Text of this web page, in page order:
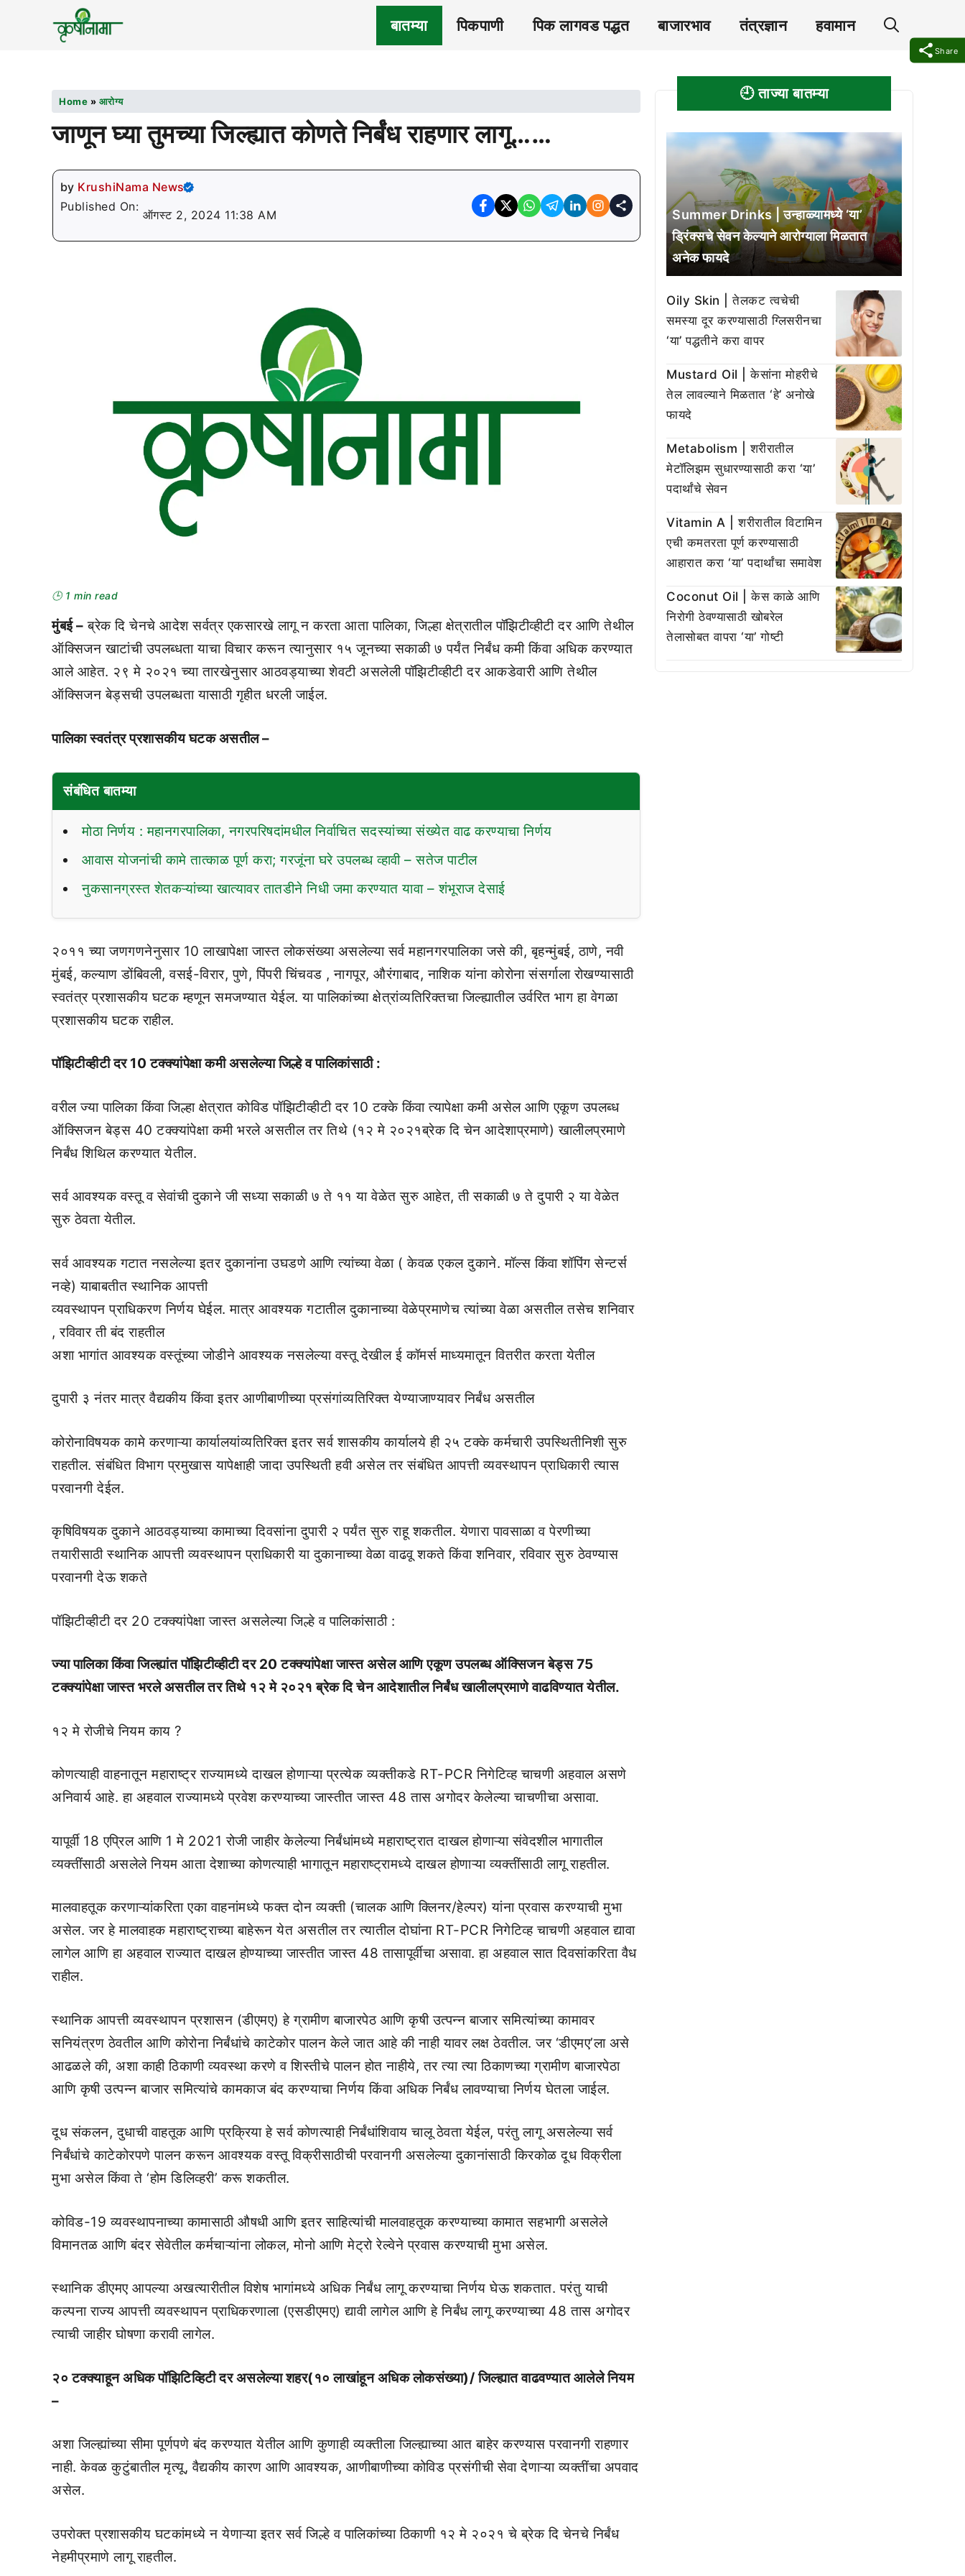
बातम्या पिकपाणी पिक लागवड पद्धत बाजारभाव तंत्रज्ञान हवामान
Share
Home » आरोग्य
जाणून घ्या तुमच्या जिल्ह्यात कोणते निर्बंध राहणार लागू……
by KrushiNama News
Published On:
ऑगस्ट 2, 2024 11:38 AM
🕒 1 min read
मुंबई – ब्रेक दि चेनचे आदेश सर्वत्र एकसारखे लागू न करता आता पालिका, जिल्हा क्षेत्रातील पॉझिटीव्हीटी दर आणि तेथील
ऑक्सिजन खाटांची उपलब्धता याचा विचार करून त्यानुसार १५ जूनच्या सकाळी ७ पर्यंत निर्बंध कमी किंवा अधिक करण्यात
आले आहेत. २९ मे २०२१ च्या तारखेनुसार आठवड्याच्या शेवटी असलेली पॉझिटीव्हीटी दर आकडेवारी आणि तेथील
ऑक्सिजन बेड्सची उपलब्धता यासाठी गृहीत धरली जाईल.
पालिका स्वतंत्र प्रशासकीय घटक असतील –
संबंधित बातम्या
मोठा निर्णय : महानगरपालिका, नगरपरिषदांमधील निर्वाचित सदस्यांच्या संख्येत वाढ करण्याचा निर्णय
आवास योजनांची कामे तात्काळ पूर्ण करा; गरजूंना घरे उपलब्ध व्हावी – सतेज पाटील
नुकसानग्रस्त शेतकऱ्यांच्या खात्यावर तातडीने निधी जमा करण्यात यावा – शंभूराज देसाई
२०११ च्या जणगणनेनुसार 10 लाखापेक्षा जास्त लोकसंख्या असलेल्या सर्व महानगरपालिका जसे की, बृहन्मुंबई, ठाणे, नवी
मुंबई, कल्याण डोंबिवली, वसई-विरार, पुणे, पिंपरी चिंचवड , नागपूर, औरंगाबाद, नाशिक यांना कोरोना संसर्गाला रोखण्यासाठी
स्वतंत्र प्रशासकीय घटक म्हणून समजण्यात येईल. या पालिकांच्या क्षेत्रांव्यतिरिक्तचा जिल्ह्यातील उर्वरित भाग हा वेगळा
प्रशासकीय घटक राहील.
पॉझिटीव्हीटी दर 10 टक्क्यांपेक्षा कमी असलेल्या जिल्हे व पालिकांसाठी :
वरील ज्या पालिका किंवा जिल्हा क्षेत्रात कोविड पॉझिटीव्हीटी दर 10 टक्के किंवा त्यापेक्षा कमी असेल आणि एकूण उपलब्ध
ऑक्सिजन बेड्स 40 टक्क्यांपेक्षा कमी भरले असतील तर तिथे (१२ मे २०२१ब्रेक दि चेन आदेशाप्रमाणे) खालीलप्रमाणे
निर्बंध शिथिल करण्यात येतील.
सर्व आवश्यक वस्तू व सेवांची दुकाने जी सध्या सकाळी ७ ते ११ या वेळेत सुरु आहेत, ती सकाळी ७ ते दुपारी २ या वेळेत
सुरु ठेवता येतील.
सर्व आवश्यक गटात नसलेल्या इतर दुकानांना उघडणे आणि त्यांच्या वेळा ( केवळ एकल दुकाने. मॉल्स किंवा शॉपिंग सेन्टर्स
नव्हे) याबाबतीत स्थानिक आपत्ती
व्यवस्थापन प्राधिकरण निर्णय घेईल. मात्र आवश्यक गटातील दुकानाच्या वेळेप्रमाणेच त्यांच्या वेळा असतील तसेच शनिवार
, रविवार ती बंद राहतील
अशा भागांत आवश्यक वस्तूंच्या जोडीने आवश्यक नसलेल्या वस्तू देखील ई कॉमर्स माध्यमातून वितरीत करता येतील
दुपारी ३ नंतर मात्र वैद्यकीय किंवा इतर आणीबाणीच्या प्रसंगांव्यतिरिक्त येण्याजाण्यावर निर्बंध असतील
कोरोनाविषयक कामे करणाऱ्या कार्यालयांव्यतिरिक्त इतर सर्व शासकीय कार्यालये ही २५ टक्के कर्मचारी उपस्थितीनिशी सुरु
राहतील. संबंधित विभाग प्रमुखास यापेक्षाही जादा उपस्थिती हवी असेल तर संबंधित आपत्ती व्यवस्थापन प्राधिकारी त्यास
परवानगी देईल.
कृषिविषयक दुकाने आठवड्याच्या कामाच्या दिवसांना दुपारी २ पर्यंत सुरु राहू शकतील. येणारा पावसाळा व पेरणीच्या
तयारीसाठी स्थानिक आपत्ती व्यवस्थापन प्राधिकारी या दुकानाच्या वेळा वाढवू शकते किंवा शनिवार, रविवार सुरु ठेवण्यास
परवानगी देऊ शकते
पॉझिटीव्हीटी दर 20 टक्क्यांपेक्षा जास्त असलेल्या जिल्हे व पालिकांसाठी :
ज्या पालिका किंवा जिल्ह्यांत पॉझिटीव्हीटी दर 20 टक्क्यांपेक्षा जास्त असेल आणि एकूण उपलब्ध ऑक्सिजन बेड्स 75
टक्क्यांपेक्षा जास्त भरले असतील तर तिथे १२ मे २०२१ ब्रेक दि चेन आदेशातील निर्बंध खालीलप्रमाणे वाढविण्यात येतील.
१२ मे रोजीचे नियम काय ?
कोणत्याही वाहनातून महाराष्ट्र राज्यामध्ये दाखल होणाऱ्या प्रत्येक व्यक्तीकडे RT-PCR निगेटिव्ह चाचणी अहवाल असणे
अनिवार्य आहे. हा अहवाल राज्यामध्ये प्रवेश करण्याच्या जास्तीत जास्त 48 तास अगोदर केलेल्या चाचणीचा असावा.
यापूर्वी 18 एप्रिल आणि 1 मे 2021 रोजी जाहीर केलेल्या निर्बंधांमध्ये महाराष्ट्रात दाखल होणाऱ्या संवेदशील भागातील
व्यक्तींसाठी असलेले नियम आता देशाच्या कोणत्याही भागातून महाराष्ट्रामध्ये दाखल होणाऱ्या व्यक्तींसाठी लागू राहतील.
मालवाहतूक करणाऱ्यांकरिता एका वाहनांमध्ये फक्त दोन व्यक्ती (चालक आणि क्लिनर/हेल्पर) यांना प्रवास करण्याची मुभा
असेल. जर हे मालवाहक महाराष्ट्राच्या बाहेरून येत असतील तर त्यातील दोघांना RT-PCR निगेटिव्ह चाचणी अहवाल द्यावा
लागेल आणि हा अहवाल राज्यात दाखल होण्याच्या जास्तीत जास्त 48 तासापूर्वीचा असावा. हा अहवाल सात दिवसांकरिता वैध
राहील.
स्थानिक आपत्ती व्यवस्थापन प्रशासन (डीएमए) हे ग्रामीण बाजारपेठ आणि कृषी उत्पन्न बाजार समित्यांच्या कामावर
सनियंत्रण ठेवतील आणि कोरोना निर्बंधांचे काटेकोर पालन केले जात आहे की नाही यावर लक्ष ठेवतील. जर ‘डीएमए’ला असे
आढळले की, अशा काही ठिकाणी व्यवस्था करणे व शिस्तीचे पालन होत नाहीये, तर त्या त्या ठिकाणच्या ग्रामीण बाजारपेठा
आणि कृषी उत्पन्न बाजार समित्यांचे कामकाज बंद करण्याचा निर्णय किंवा अधिक निर्बंध लावण्याचा निर्णय घेतला जाईल.
दूध संकलन, दुधाची वाहतूक आणि प्रक्रिया हे सर्व कोणत्याही निर्बंधांशिवाय चालू ठेवता येईल, परंतु लागू असलेल्या सर्व
निर्बंधांचे काटेकोरपणे पालन करून आवश्यक वस्तू विक्रीसाठीची परवानगी असलेल्या दुकानांसाठी किरकोळ दूध विक्रीला
मुभा असेल किंवा ते ‘होम डिलिव्हरी’ करू शकतील.
कोविड-19 व्यवस्थापनाच्या कामासाठी औषधी आणि इतर साहित्यांची मालवाहतूक करण्याच्या कामात सहभागी असलेले
विमानतळ आणि बंदर सेवेतील कर्मचाऱ्यांना लोकल, मोनो आणि मेट्रो रेल्वेने प्रवास करण्याची मुभा असेल.
स्थानिक डीएमए आपल्या अखत्यारीतील विशेष भागांमध्ये अधिक निर्बंध लागू करण्याचा निर्णय घेऊ शकतात. परंतु याची
कल्पना राज्य आपत्ती व्यवस्थापन प्राधिकरणाला (एसडीएमए) द्यावी लागेल आणि हे निर्बंध लागू करण्याच्या 48 तास अगोदर
त्याची जाहीर घोषणा करावी लागेल.
२० टक्क्याहून अधिक पॉझिटिव्हिटी दर असलेल्या शहर(१० लाखांहून अधिक लोकसंख्या)/ जिल्ह्यात वाढवण्यात आलेले नियम
–
अशा जिल्ह्यांच्या सीमा पूर्णपणे बंद करण्यात येतील आणि कुणाही व्यक्तीला जिल्ह्याच्या आत बाहेर करण्यास परवानगी राहणार
नाही. केवळ कुटुंबातील मृत्यू, वैद्यकीय कारण आणि आवश्यक, आणीबाणीच्या कोविड प्रसंगीची सेवा देणाऱ्या व्यक्तींचा अपवाद
असेल.
उपरोक्त प्रशासकीय घटकांमध्ये न येणाऱ्या इतर सर्व जिल्हे व पालिकांच्या ठिकाणी १२ मे २०२१ चे ब्रेक दि चेनचे निर्बंध
नेहमीप्रमाणे लागू राहतील.
🕘 ताज्या बातम्या
Summer Drinks | उन्हाळ्यामध्ये ‘या’
ड्रिंक्सचे सेवन केल्याने आरोग्याला मिळतात
अनेक फायदे
Oily Skin | तेलकट त्वचेची
समस्या दूर करण्यासाठी ग्लिसरीनचा
‘या’ पद्धतीने करा वापर
Mustard Oil | केसांना मोहरीचे
तेल लावल्याने मिळतात ‘हे’ अनोखे
फायदे
Metabolism | शरीरातील
मेटॉलिझम सुधारण्यासाठी करा ‘या’
पदार्थांचे सेवन
Vitamin A | शरीरातील विटामिन
एची कमतरता पूर्ण करण्यासाठी
आहारात करा ‘या’ पदार्थांचा समावेश
Coconut Oil | केस काळे आणि
निरोगी ठेवण्यासाठी खोबरेल
तेलासोबत वापरा ‘या’ गोष्टी